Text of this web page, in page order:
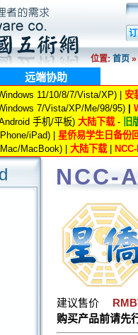
位置:首页»
远端协助
11/10/8/7/Vista/XP) | 安
7/Vista/XP/Me/98/95)
手机/平板) 大陆下载- 旧
iPad) | 星侨易学生日备份
MacBook) | 大陆下载|
NCC-
建议售价
购买产品前请先